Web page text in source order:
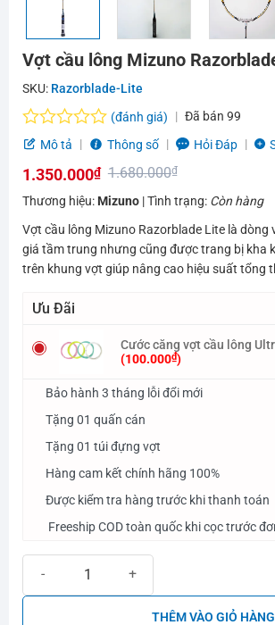
Vợt cầu lông Mizuno
SKU: Razorblade-Lite
Được
hạng
0.0
5
sao
(đánh giá) Đã bán 99
Mô tả
Thông số Hỏi Đáp
1.680.000₫
Giá
là:
1.680.000₫.
1.350.000₫
Giá
hiện
tại
là:
Thương hiệu: Mizuno| Tình trạng: Còn hàng
Vợt cầu lông Mizuno Razorblade Lite là dòng
giá tầm trung nhưng cũng được trang bị kha
trên khung vợt giúp nâng cao hiệu suất tổng
Ưu Đãi
Cước căng vợt cầu lông
(100.000₫)
Bảo hành 3 tháng lỗi đổi mới
Tặng 01 quấn cán
Tặng 01 túi đựng vợt
Hàng cam kết chính hãng 100%
Được kiểm tra hàng trước khi thanh toán
Freeship COD toàn quốc khi cọc trước
THÊM VÀO GIỎ HÀNG